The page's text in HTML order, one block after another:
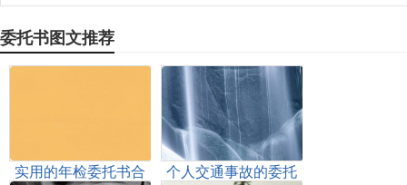
委托书图文推荐
实用的年检委托书合 个人交通事故的委托